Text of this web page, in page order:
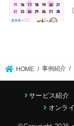
HOME 事例紹介
サービス紹介
オンラ